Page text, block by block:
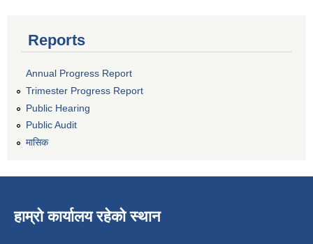
Reports
Annual Progress Report
Trimester Progress Report
Public Hearing
Public Audit
मासिक
हाम्रो कार्यालय रहेको स्थान